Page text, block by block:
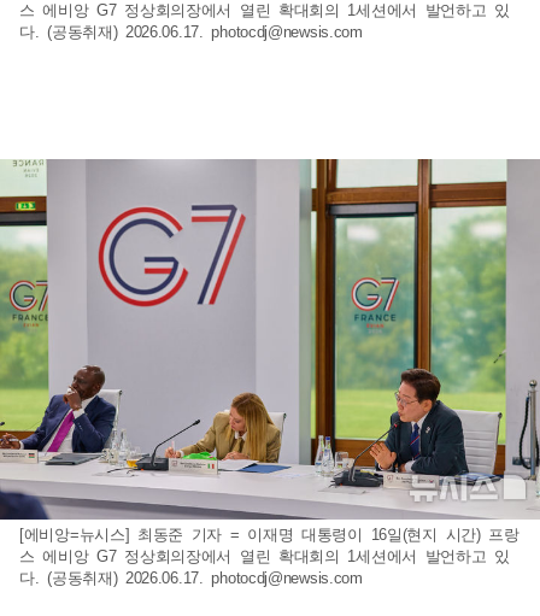
스 에비앙 G7 정상회의장에서 열린 확대회의 1세션에서 발언하고 있
다. (공동취재) 2026.06.17.photocdj@newsis.com
[에비앙=뉴시스] 최동준 기자 = 이재명 대통령이 16일(현지 시간) 프랑
스 에비앙 G7 정상회의장에서 열린 확대회의 1세션에서 발언하고 있
다. (공동취재) 2026.06.17.photocdj@newsis.com